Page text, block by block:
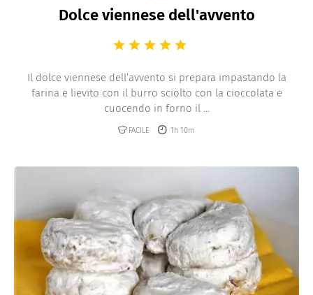
Dolce viennese dell'avvento
Il dolce viennese dell’avvento si prepara impastando la
farina e lievito con il burro sciolto con la cioccolata e
cuocendo in forno il ...
FACILE 1h 10m